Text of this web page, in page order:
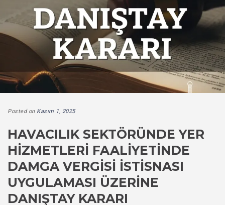
Posted on Kasım 1, 2025
HAVACILIK SEKTÖRÜNDE YER
HIZMETLERI FAALIYETINDE
DAMGA VERGISI İSTISNASI
UYGULAMASI ÜZERINE
DANIŞTAY KARARI